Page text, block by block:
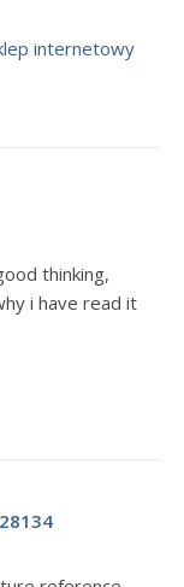
internetowy
thinking,
i have read it